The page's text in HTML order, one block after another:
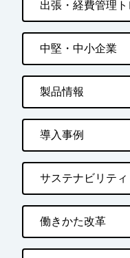
出張・経費管理ト
中堅・中小企業
製品情報
導入事例
サステナビリティ
働きかた改革